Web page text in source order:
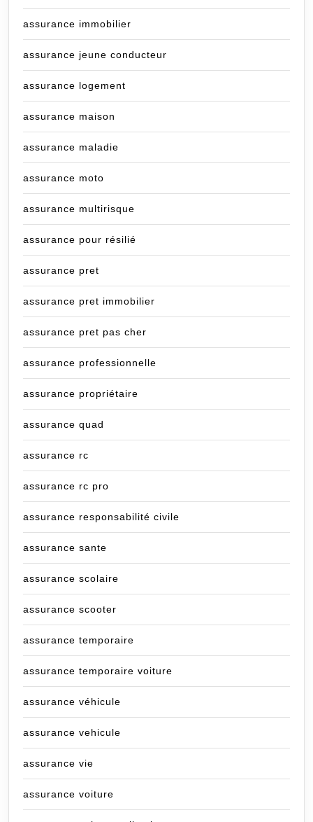
assurance immobilier
assurance jeune conducteur
assurance logement
assurance maison
assurance maladie
assurance moto
assurance multirisque
assurance pour résilié
assurance pret
assurance pret immobilier
assurance pret pas cher
assurance professionnelle
assurance propriétaire
assurance quad
assurance rc
assurance rc pro
assurance responsabilité civile
assurance sante
assurance scolaire
assurance scooter
assurance temporaire
assurance temporaire voiture
assurance véhicule
assurance vehicule
assurance vie
assurance voiture